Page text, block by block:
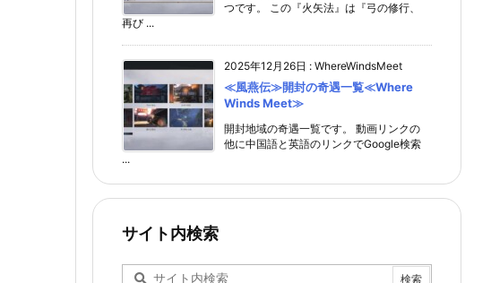
つです。 この『火矢法』は『弓の修行、
再び ...
2025年12月26日 : WhereWindsMeet
≪風燕伝≫開封の奇遇一覧≪Where
Winds Meet≫
開封地域の奇遇一覧です。 動画リンクの
他に中国語と英語のリンクでGoogle検索
...
サイト内検索